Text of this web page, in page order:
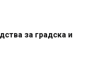
за градска и